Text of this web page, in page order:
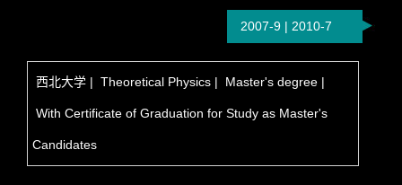
2007-9 | 2010-7
西北大学 | Theoretical Physics | Master's degree |
With Certificate of Graduation for Study as Master's
Candidates